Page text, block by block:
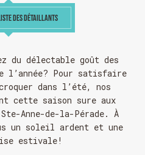
du délectable goût des
l’année? Pour satisfaire
dans l’été, nos
cette saison sure aux
Anne-de-la-Pérade. À
un soleil ardent et une
estivale!
DES DÉTAILLANTS